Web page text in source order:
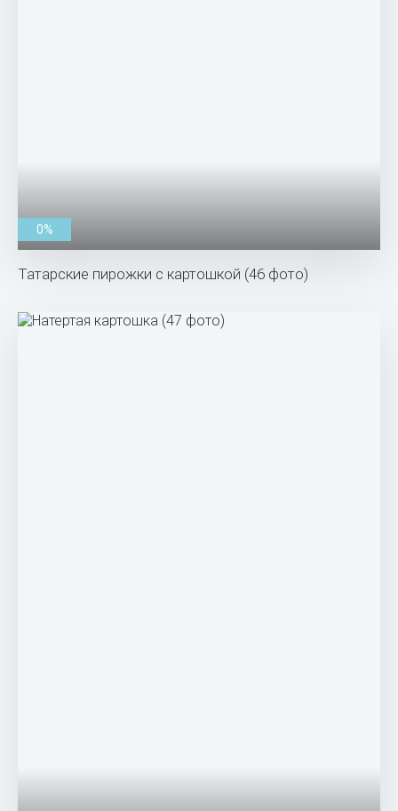
0%
Татарские пирожки с картошкой (46 фото)